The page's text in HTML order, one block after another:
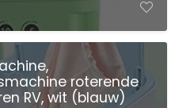
roterende
RV, wit (blauw)